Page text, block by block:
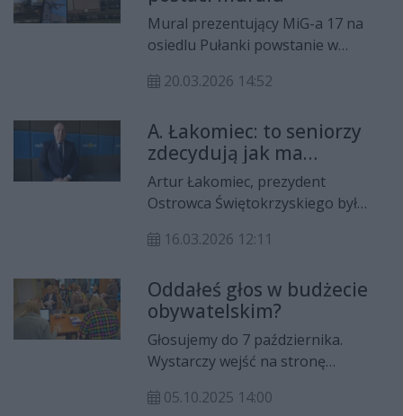
Mural prezentujący MiG-a 17 na
osiedlu Pułanki powstanie w
Ostrowiec Świętokrzyski
zostanie namalowny na ścianie
bloku nr 2, czyli w bezpośrednim
sąsiedztwie cokołu, gdzie stał
odrzutowiec, symbol tej części
20.03.2026 14:52
A. Łakomiec: to seniorzy
zdecydują jak ma
wyglądać Senioralna Rada
Miasta
Artur Łakomiec, prezydent
Ostrowca Świętokrzyskiego był
100,9 FM o godzinie 12:00. Włodarz
Obywatelskim na ten rok, a także o
pomyśle utworzenia Senioralnej
Rady Miasta. Nie brakuje też
tematów związanych z budową
mieszkań przy ul. Parkowej i
Hubalczyków.
16.03.2026 12:11
Oddałeś głos w budżecie
obywatelskim?
Głosujemy do 7 października.
Wystarczy wejść na stronę
ogólnomiejski i dwa rejonowe.
05.10.2025 14:00